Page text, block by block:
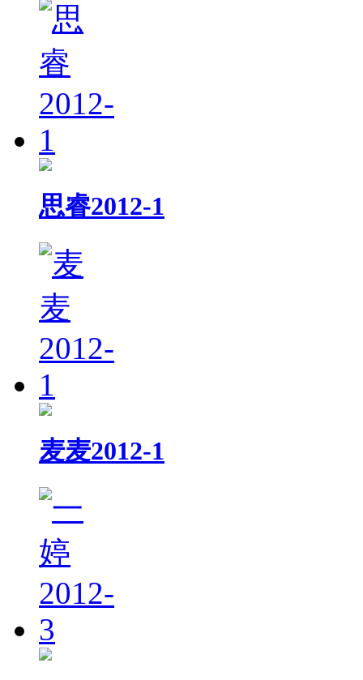
思睿2012-1
麦麦2012-1